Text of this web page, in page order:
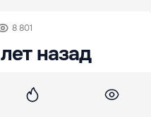
8 801
назад
с
кто это